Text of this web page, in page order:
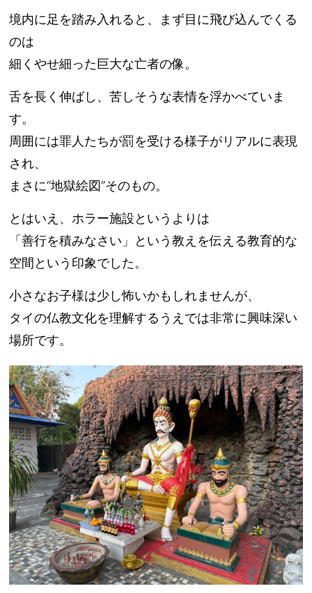
境内に足を踏み入れると、まず目に飛び込んでくる
のは
細くやせ細った巨大な亡者の像。
舌を長く伸ばし、苦しそうな表情を浮かべていま
す。
周囲には罪人たちが罰を受ける様子がリアルに表現
され、
まさに“地獄絵図”そのもの。
とはいえ、ホラー施設というよりは
「善行を積みなさい」という教えを伝える教育的な
空間という印象でした。
小さなお子様は少し怖いかもしれませんが、
タイの仏教文化を理解するうえでは非常に興味深い
場所です。